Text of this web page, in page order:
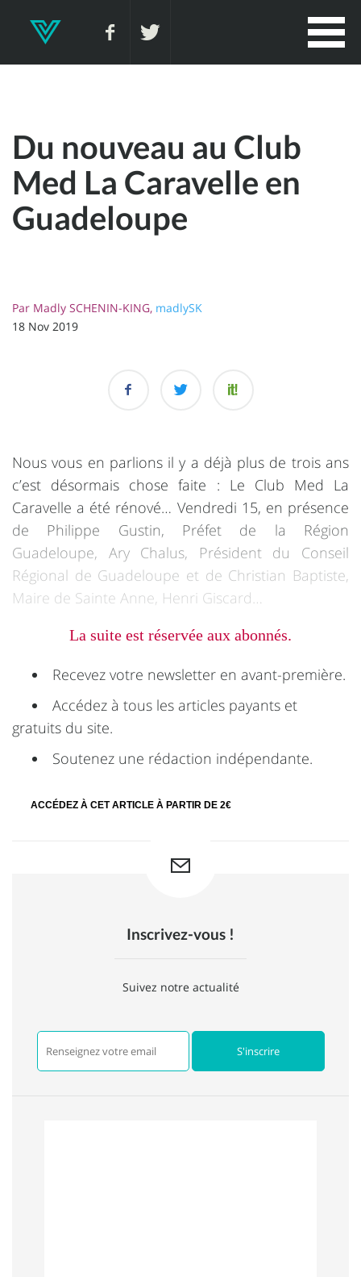
Du nouveau au Club
Med La Caravelle en
Guadeloupe
Par Madly SCHENIN-KING, madlySK
18 Nov 2019
Nous vous en parlions il y a déjà plus de trois ans
c’est désormais chose faite : Le Club Med La
Caravelle a été rénové… Vendredi 15, en présence
de Philippe Gustin, Préfet de la Région
Guadeloupe, Ary Chalus, Président du Conseil
Régional de Guadeloupe et de Christian Baptiste,
Maire de Sainte Anne, Henri Giscard…
La suite est réservée aux abonnés.
Recevez votre newsletter en avant-première.
Accédez à tous les articles payants et
gratuits du site.
Soutenez une rédaction indépendante.
ACCÉDEZ À CET ARTICLE À PARTIR DE 2€
Inscrivez-vous !
Suivez notre actualité